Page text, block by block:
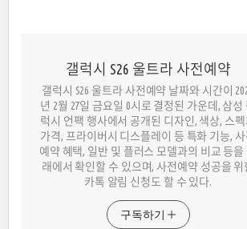
갤럭시 S26 울트라 사전예약
갤럭시 S26 울트라 사전예약 날짜와 시간이
년 2월 27일 금요일 0시로 결정된 가운데, 삼성
럭시 언팩 행사에서 공개된 디자인, 색상, 스
가격, 프라이버시 디스플레이 등 특화 기능, 사
예약 혜택, 일반 및 플러스 모델과의 비교 등을
래에서 확인할 수 있으며, 사전예약 성공을 위
카톡 알림 신청도 할 수 있다.
구독하기